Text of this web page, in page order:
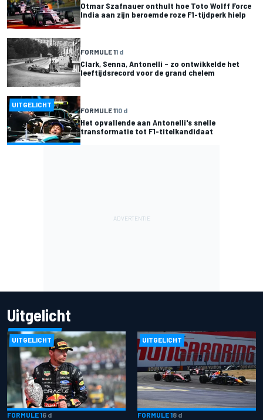
Otmar Szafnauer onthult hoe Toto Wolff Force
India aan zijn beroemde roze F1-tijdperk hielp
FORMULE 11 d
Clark, Senna, Antonelli – zo ontwikkelde het
leeftijdsrecord voor de grand chelem
UITGELICHT
FORMULE 110 d
Het opvallende aan Antonelli's snelle
transformatie tot F1-titelkandidaat
Uitgelicht
UITGELICHT
FORMULE 16 d
UITGELICHT
FORMULE 18 d